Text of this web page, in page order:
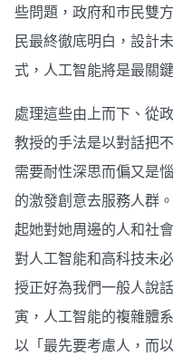
些問題，政府和巿民雙
民最終徹底明白，設計
式，人工智能將是最關
處理這些由上而下、從
教授的手法是以對話把
需要耐性深思而偏又是
的激發創意去服務人群
起她對她周邊的人和社
對人工智能和高科技未
授正好為我們一般人說
寅，人工智能的複雜體
以「最先要考慮人，而